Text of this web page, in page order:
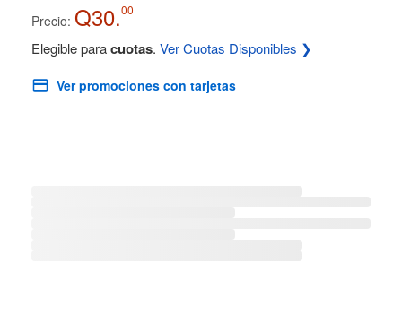
Precio: Q30.00
Elegible paracuotas. Ver Cuotas Disponibles ❯
Ver promociones con tarjetas